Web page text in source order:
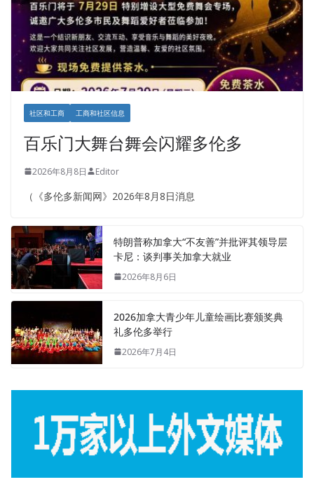
社区和工商 工商和社区信息
百乐门大舞台舞会闪耀多伦多
2026年8月8日 Editor
（《多伦多新闻网》2026年8月8日消息
特朗普称加拿大“不友善”并批评其领导层
卡尼：谈判事关加拿大就业
2026年8月6日
2026加拿大青少年儿童绘画比赛颁奖典
礼多伦多举行
2026年7月4日